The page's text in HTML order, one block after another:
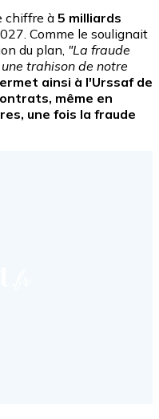
chiffre à 5 milliards
Comme le soulignait
du plan, "La fraude
trahison de notre
ainsi à l'Urssaf de
même en
une fois la fraude